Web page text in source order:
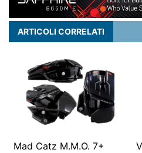
ARTICOLI CORRELATI
Mad Catz M.M.O. 7+